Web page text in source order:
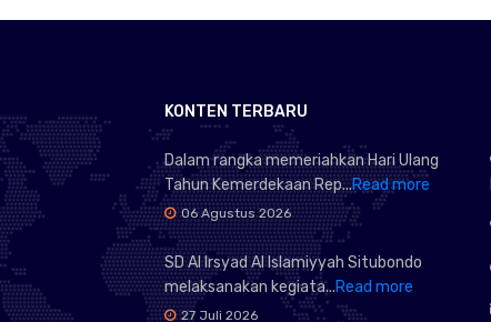
KONTEN TERBARU
Dalam rangka memeriahkan Hari Ulang
Tahun Kemerdekaan Rep...Read more
06 Agustus 2026
SD Al Irsyad Al Islamiyyah Situbondo
melaksanakan kegiata...Read more
27 Juli 2026